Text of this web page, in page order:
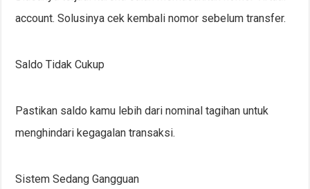
account. Solusinya cek kembali nomor sebelum transfer.
Saldo Tidak Cukup
Pastikan saldo kamu lebih dari nominal tagihan untuk
menghindari kegagalan transaksi.
Sistem Sedang Gangguan